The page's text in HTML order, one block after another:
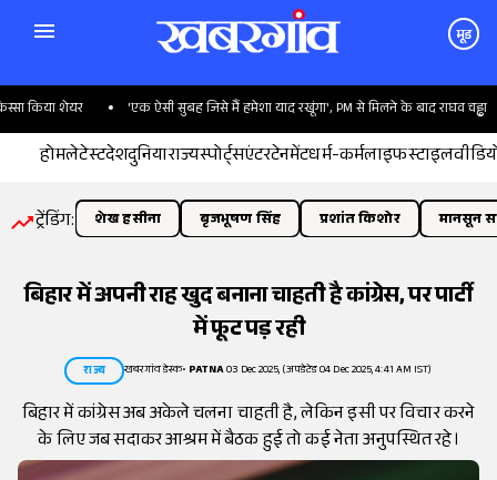
मूड
शेयर 'एक ऐसी सुबह जिसे मैं हमेशा याद रखूंगा', PM से मिलने के बाद राघव चड्ढा
होमलेटेस्टदेशदुनियाराज्यस्पोर्ट्सएंटरटेनमेंटधर्म-कर्मलाइफस्टाइल
ट्रेंडिंग: शेख हसीना बृजभूषण सिंह प्रशांत किशोर मानसून
बिहार में अपनी राह खुद बनाना चाहती है कांग्रेस, पर पार्टी
में फूट पड़ रही
राज्य खबरगांव डेस्क• PATNA03 Dec 2025, (अपडेटेड 04 Dec 2025, 4:41 AM IST)
बिहार में कांग्रेस अब अकेले चलना चाहती है, लेकिन इसी पर विचार करने
के लिए जब सदाकर आश्रम में बैठक हुई तो कई नेता अनुपस्थित रहे।